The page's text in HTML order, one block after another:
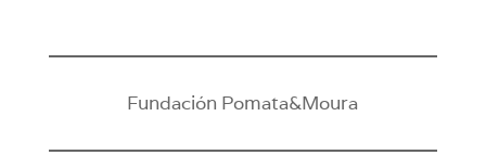
Fundación Pomata&Moura